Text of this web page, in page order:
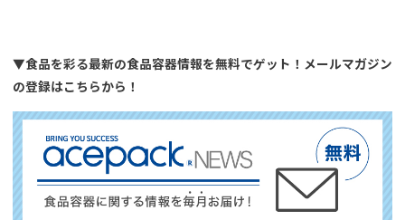
▼食品を彩る最新の食品容器情報を無料でゲット！メールマガジン
の登録はこちらから！